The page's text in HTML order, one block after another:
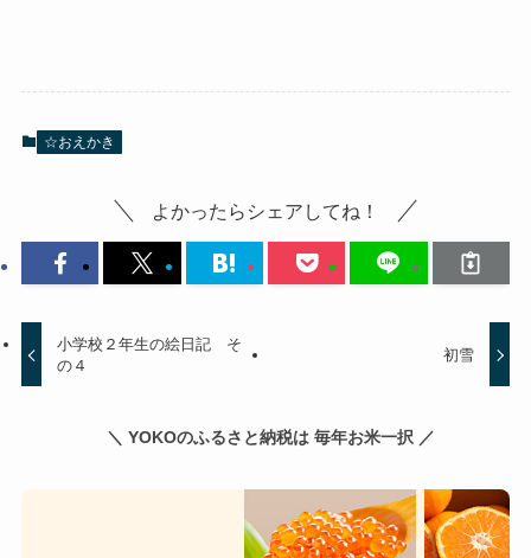
☆おえかき
よかったらシェアしてね！
小学校２年生の絵日記 そ
の４
初雪
＼ YOKOのふるさと納税は 毎年お米一択 ／